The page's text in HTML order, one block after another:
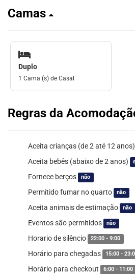
Camas
Duplo
1 Cama (s) de Casal
Regras da
Aceita crianças (de 2 até 12 anos)
Aceita bebês (abaixo de 2 anos)
Fornece berços não
Permitido fumar no quarto não
Aceita animais de estimação não
Eventos são permitidos não
Horario de silêncio 22:00 - 9:00
Horário para chegadas 15:00 -
Horário para checkout 6:00 - 11:00